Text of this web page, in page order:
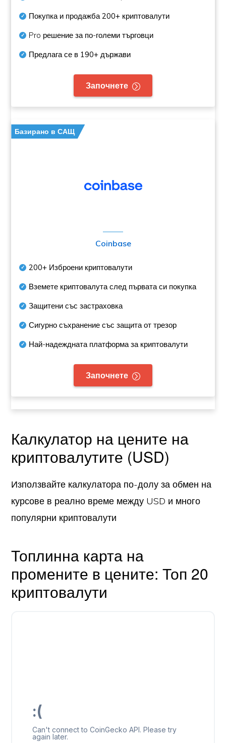
Покупка и продажба200+ криптовалути
Pro решение за по-големи търговци
Предлага се в 190+ държави
Започнете
Базирано в САЩ
Coinbase
200+ Изброени криптовалути
Вземете криптовалута след първата си покупка
Защитени със застраховка
Сигурно съхранение със защита от трезор
Най-надеждната платформа за криптовалути
Започнете
Калкулатор на цените на
криптовалутите (USD)
Използвайте калкулатора по-долу за обмен на
курсове в реално време между USD и много
популярни криптовалути
Топлинна карта на
промените в цените: Топ 20
криптовалути